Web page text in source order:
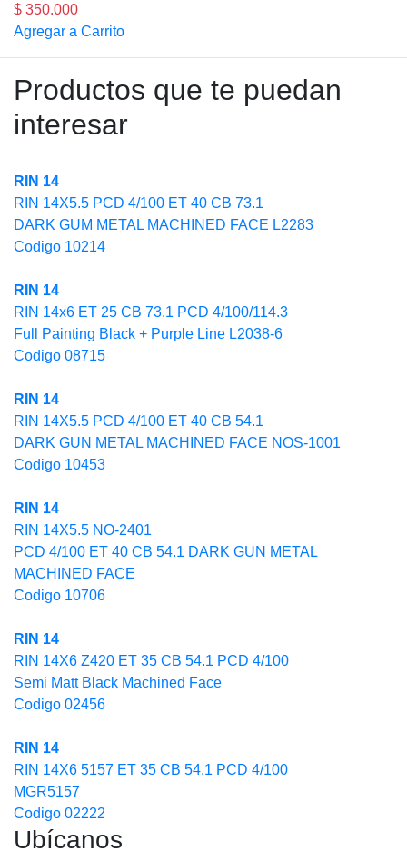
$ 350.000
Agregar a Carrito
Productos que te puedan
interesar
RIN 14
RIN 14X5.5 PCD 4/100 ET 40 CB 73.1
DARK GUM METAL MACHINED FACE L2283
Codigo 10214
RIN 14
RIN 14x6 ET 25 CB 73.1 PCD 4/100/114.3
Full Painting Black + Purple Line L2038-6
Codigo 08715
RIN 14
RIN 14X5.5 PCD 4/100 ET 40 CB 54.1
DARK GUN METAL MACHINED FACE NOS-1001
Codigo 10453
RIN 14
RIN 14X5.5 NO-2401
PCD 4/100 ET 40 CB 54.1 DARK GUN METAL
MACHINED FACE
Codigo 10706
RIN 14
RIN 14X6 Z420 ET 35 CB 54.1 PCD 4/100
Semi Matt Black Machined Face
Codigo 02456
RIN 14
RIN 14X6 5157 ET 35 CB 54.1 PCD 4/100
MGR5157
Codigo 02222
Ubícanos